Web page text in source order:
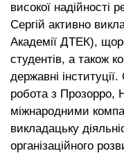
високої надійності
Сергій активно
Академії ДТЕК),
студентів, а також
державні
робота з Прозорро,
міжнародними
викладацьку
організаційного